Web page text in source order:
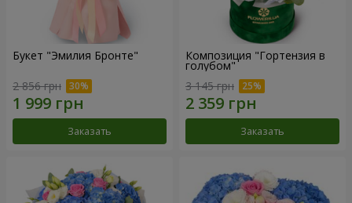
Букет "Эмилия Бронте"
2 856 грн
Заказать
Композиция "Гортензия в
голубом"
3 145 грн
Заказать